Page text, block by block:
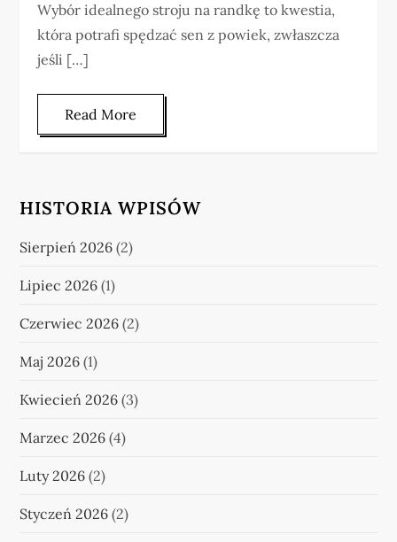
Wybór idealnego stroju na randkę to kwestia,
która potrafi spędzać sen z powiek, zwłaszcza
jeśli […]
Read More
HISTORIA WPISÓW
Sierpień 2026 (2)
Lipiec 2026 (1)
Czerwiec 2026 (2)
Maj 2026 (1)
Kwiecień 2026 (3)
Marzec 2026 (4)
Luty 2026 (2)
Styczeń 2026 (2)